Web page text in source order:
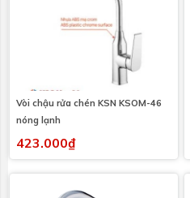
Vòi chậu rửa chén KSN KSOM-46
nóng lạnh
423.000₫